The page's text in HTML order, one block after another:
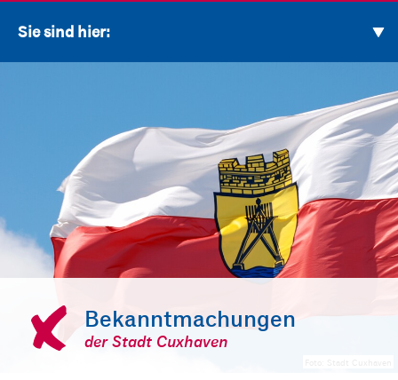
Sie sind hier:
Bekanntmachungen
der Stadt Cuxhaven